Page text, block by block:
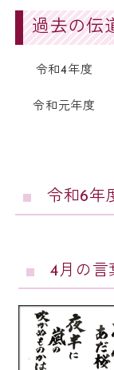
過去の伝
令和4年度
令和元年度
令和6年
4月の言